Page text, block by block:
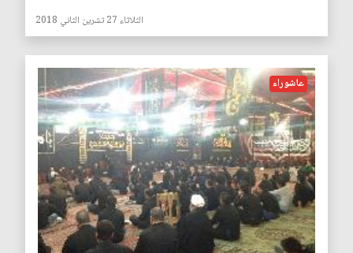
الثلاثاء 27 تشرين الثاني 2018
عاشوراء